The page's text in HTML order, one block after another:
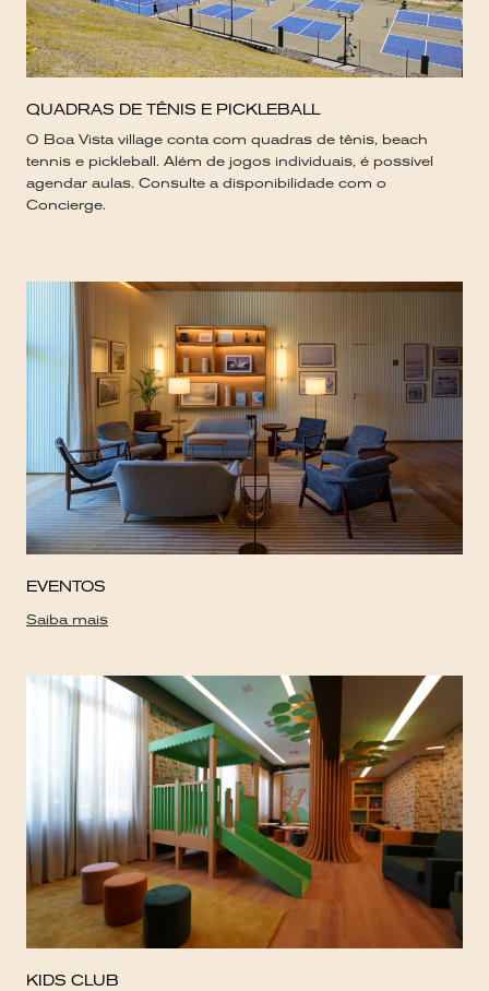
QUADRAS DE TÊNIS E PICKLEBALL
O Boa Vista village conta com quadras de tênis, beach
tennis e pickleball. Além de jogos individuais, é possível
agendar aulas. Consulte a disponibilidade com o
Concierge.
EVENTOS
Saiba mais
KIDS CLUB